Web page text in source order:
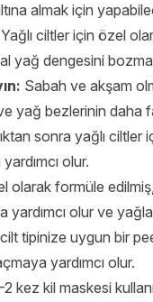
almak için
Yağlı ciltler için özel
yağ dengesini
Sabah ve akşam
yağ bezlerinin daha
sonra yağlı
olur.
olarak formüle
olur ve
tipinize uygun bir
yardımcı olur.
kez kil maskesi